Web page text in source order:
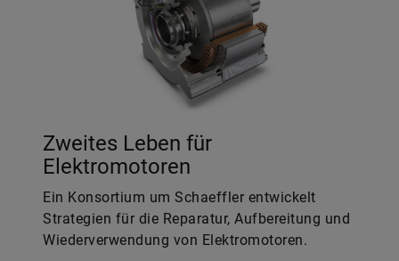
Zweites Leben für
Elektromotoren
Ein Konsortium um Schaeffler entwickelt
Strategien für die Reparatur, Aufbereitung und
Wiederverwendung von Elektromotoren.